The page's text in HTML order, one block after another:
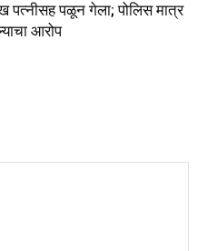
पत्नीसह पळून गेला; पोलिस मात्र
आरोप